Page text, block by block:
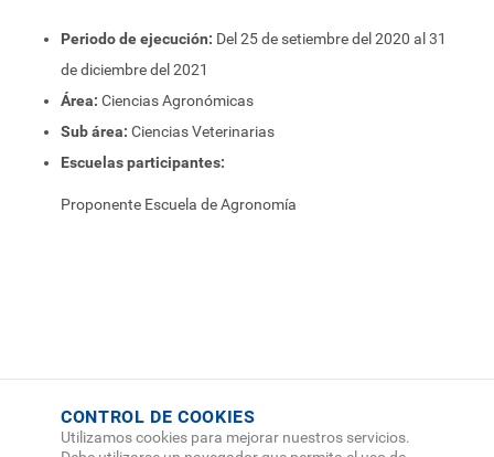
Periodo de ejecución: Del 25 de setiembre del 2020 al 31
de diciembre del 2021
Área: Ciencias Agronómicas
Sub área: Ciencias Veterinarias
Escuelas participantes:
Proponente Escuela de Agronomía
CONTROL DE COOKIES
Utilizamos cookies para mejorar nuestros servicios.